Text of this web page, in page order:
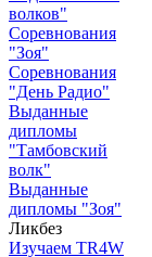
волков"
Соревнования
"Зоя"
Соревнования
"День Радио"
Выданные
дипломы
"Тамбовский
волк"
Выданные
дипломы "Зоя"
Ликбез
Изучаем TR4W